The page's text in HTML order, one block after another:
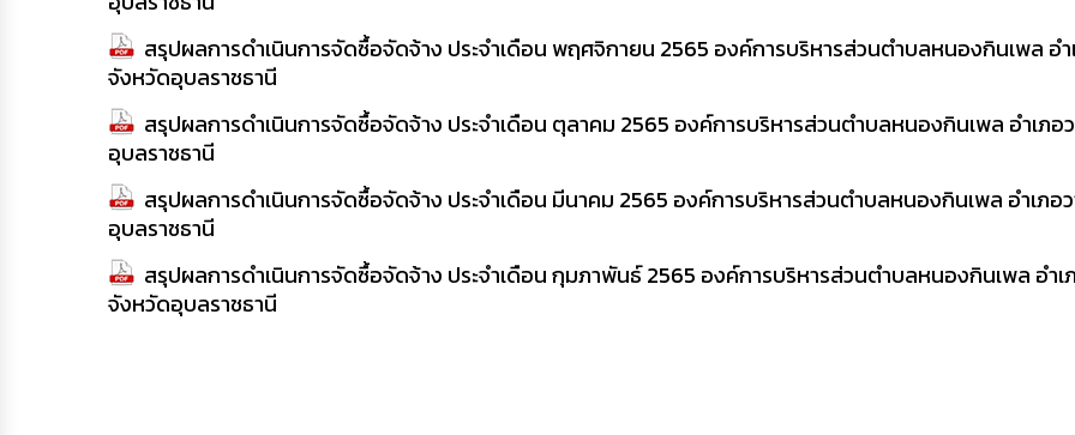
สรุปผลการดำเนินการจัดซื้อจัดจ้าง ประจำเดือน พฤศจิกายน 2565 องค์การบริหารส่วนตำบลหนองกินเพล อำ
จังหวัดอุบลราชธานี
สรุปผลการดำเนินการจัดซื้อจัดจ้าง ประจำเดือน ตุลาคม 2565 องค์การบริหารส่วนตำบลหนองกินเพล อำเภอ
อุบลราชธานี
สรุปผลการดำเนินการจัดซื้อจัดจ้าง ประจำเดือน มีนาคม 2565 องค์การบริหารส่วนตำบลหนองกินเพล อำเภอ
อุบลราชธานี
สรุปผลการดำเนินการจัดซื้อจัดจ้าง ประจำเดือน กุมภาพันธ์ 2565 องค์การบริหารส่วนตำบลหนองกินเพล อำเ
จังหวัดอุบลราชธานี